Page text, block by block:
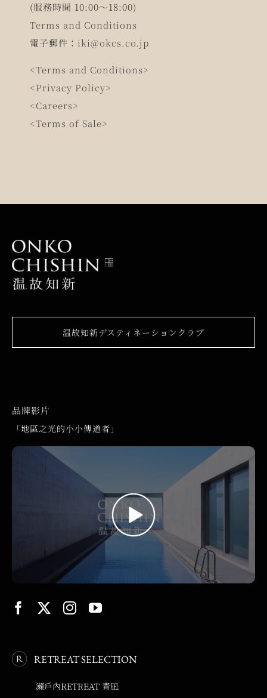
(服務時間 10:00～18:00)
Terms and Conditions
電子郵件： iki@okcs.co.jp
<Terms and Conditions>
<Privacy Policy>
<Careers>
<Terms of Sale>
温故知新デスティネーションクラブ
品牌影片
「地區之光的小小傳道者」
RETREAT SELECTION
瀨戶內RETREAT 青凪